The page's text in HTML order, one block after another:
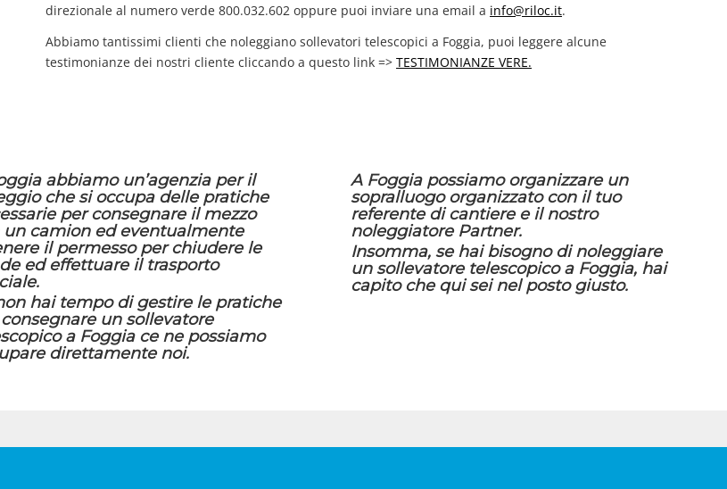
direzionale al numero verde 800.032.602 oppure puoi inviare una email a info@riloc.it.
Abbiamo tantissimi clienti che noleggiano sollevatori telescopici a Foggia, puoi leggere alcune
testimonianze dei nostri cliente cliccando a questo link =>TESTIMONIANZE VERE.
abbiamo un’agenzia per il
che si occupa delle pratiche
per consegnare il mezzo
un camion ed eventualmente
il permesso per chiudere le
ed effettuare il trasporto
hai tempo di gestire le pratiche
un sollevatore
a Foggia ce ne possiamo
direttamente noi.
A Foggia possiamo organizzare un
sopralluogo organizzato con il tuo
referente di cantiere e il nostro
noleggiatore Partner.
Insomma, se hai bisogno di noleggiare
un sollevatore telescopico a Foggia, hai
capito che qui sei nel posto giusto.